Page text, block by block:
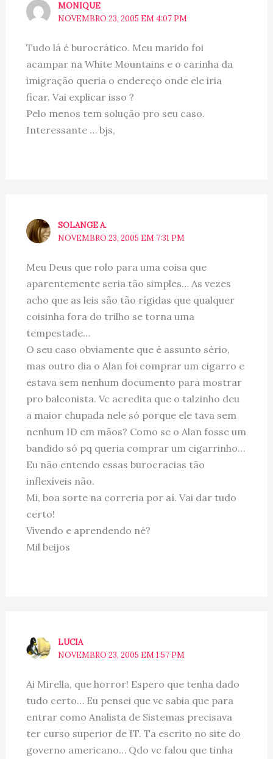
MONIQUE
NOVEMBRO 23, 2005 EM 4:07 PM
Tudo lá é burocrático. Meu marido foi
acampar na White Mountains e o carinha da
imigração queria o endereço onde ele iria
ficar. Vai explicar isso ?
Pelo menos tem solução pro seu caso.
Interessante … bjs,
SOLANGE A.
NOVEMBRO 23, 2005 EM 7:31 PM
Meu Deus que rolo para uma coisa que
aparentemente seria tão simples… As vezes
acho que as leis são tão rígidas que qualquer
coisinha fora do trilho se torna uma
tempestade…
O seu caso obviamente que é assunto sério,
mas outro dia o Alan foi comprar um cigarro e
estava sem nenhum documento para mostrar
pro balconista. Vc acredita que o talzinho deu
a maior chupada nele só porque ele tava sem
nenhum ID em mãos? Como se o Alan fosse um
bandido só pq queria comprar um cigarrinho…
Eu não entendo essas burocracias tão
inflexíveis não.
Mi, boa sorte na correria por aí. Vai dar tudo
certo!
Vivendo e aprendendo né?
Mil beijos
LUCIA
NOVEMBRO 23, 2005 EM 1:57 PM
Ai Mirella, que horror! Espero que tenha dado
tudo certo… Eu pensei que vc sabia que para
entrar como Analista de Sistemas precisava
ter curso superior de IT. Ta escrito no site do
governo americano… Qdo vc falou que tinha